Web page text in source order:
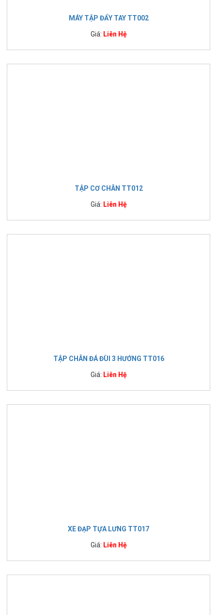
MÁY TẬP ĐẨY TAY TT002
Giá: Liên Hệ
TẬP CƠ CHÂN TT012
Giá: Liên Hệ
TẬP CHÂN ĐÁ ĐÙI 3 HƯỚNG TT016
Giá: Liên Hệ
XE ĐẠP TỰA LƯNG TT017
Giá: Liên Hệ